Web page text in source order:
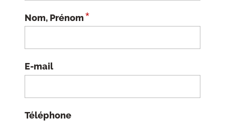
Nom, Prénom*
E-mail
Téléphone